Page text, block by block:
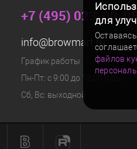
для
файлов
+7 (495) 023-00-
info@browmart.ru
График работы
Пн-Пт: с 9:00 до 18:00 (Мск)
Сб, Вс: выходной